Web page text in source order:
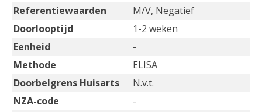
Referentiewaarden
M/V, Negatief
Doorlooptijd
1-2 weken
Eenheid
-
Methode
ELISA
Doorbelgrens Huisarts
N.v.t.
NZA-code
-